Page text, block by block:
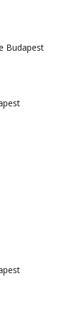
Budapest